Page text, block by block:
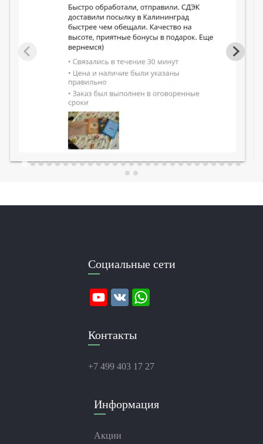
Социальные сети
Контакты
+7 499 403 17 27
Информация
Акции